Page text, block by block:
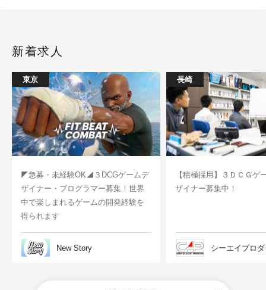
新着求人
東京
◤急募・未経験OK◢３DCGゲームデ
ザイナー・プログラマー募集！世界
中で楽しまれるゲームの開発経験を
得られます
New Story
長崎
【積極採用】３ＤＣＧゲ
ザイナー募集中！
シーエイプロ